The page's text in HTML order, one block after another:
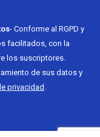
- Conforme al RGPD y
facilitados, con la
los suscriptores.
de sus datos y
privacidad